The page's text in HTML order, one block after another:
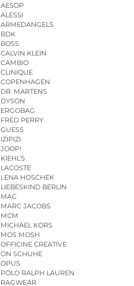
AESOP
ALESSI
ARMEDANGELS
BDK
BOSS
CALVIN KLEIN
CAMBIO
CLINIQUE
COPENHAGEN
DR. MARTENS
DYSON
ERGOBAG
FRED PERRY
GUESS
IZIPIZI
JOOP!
KIEHL’S
LACOSTE
LENA HOSCHEK
LIEBESKIND BERLIN
MAC
MARC JACOBS
MCM
MICHAEL KORS
MOS MOSH
OFFICINE CREATIVE
ON SCHUHE
OPUS
POLO RALPH LAUREN
RAGWEAR